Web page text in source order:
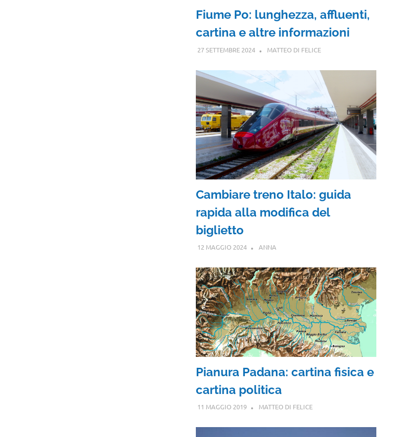
Fiume Po: lunghezza, affluenti,
cartina e altre informazioni
27 SETTEMBRE 2024 MATTEO DI FELICE
Cambiare treno Italo: guida
rapida alla modifica del
biglietto
12 MAGGIO 2024 ANNA
Pianura Padana: cartina fisica e
cartina politica
11 MAGGIO 2019 MATTEO DI FELICE